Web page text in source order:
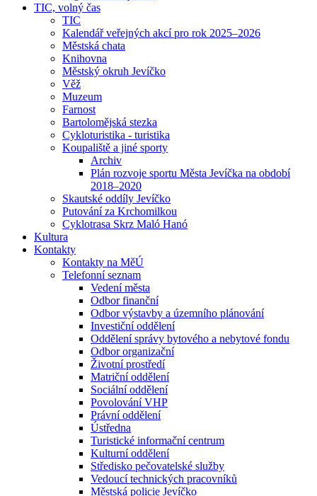
TIC, volný čas
TIC
Kalendář veřejných akcí pro rok 2025–2026
Městská chata
Knihovna
Městský okruh Jevíčko
Věž
Muzeum
Farnost
Bartolomějská stezka
Cykloturistika - turistika
Koupaliště a jiné sporty
Archiv
Plán rozvoje sportu Města Jevíčka na období
2018–2020
Skautské oddíly Jevíčko
Putování za Krchomilkou
Cyklotrasa Skrz Maló Hanó
Kultura
Kontakty
Kontakty na MěÚ
Telefonní seznam
Vedení města
Odbor finanční
Odbor výstavby a územního plánování
Investiční oddělení
Oddělení správy bytového a nebytové fondu
Odbor organizační
Životní prostředí
Matriční oddělení
Sociální oddělení
Povolování VHP
Právní oddělení
Ústředna
Turistické informační centrum
Kulturní oddělení
Středisko pečovatelské služby
Vedoucí technických pracovníků
Městská policie Jevíčko